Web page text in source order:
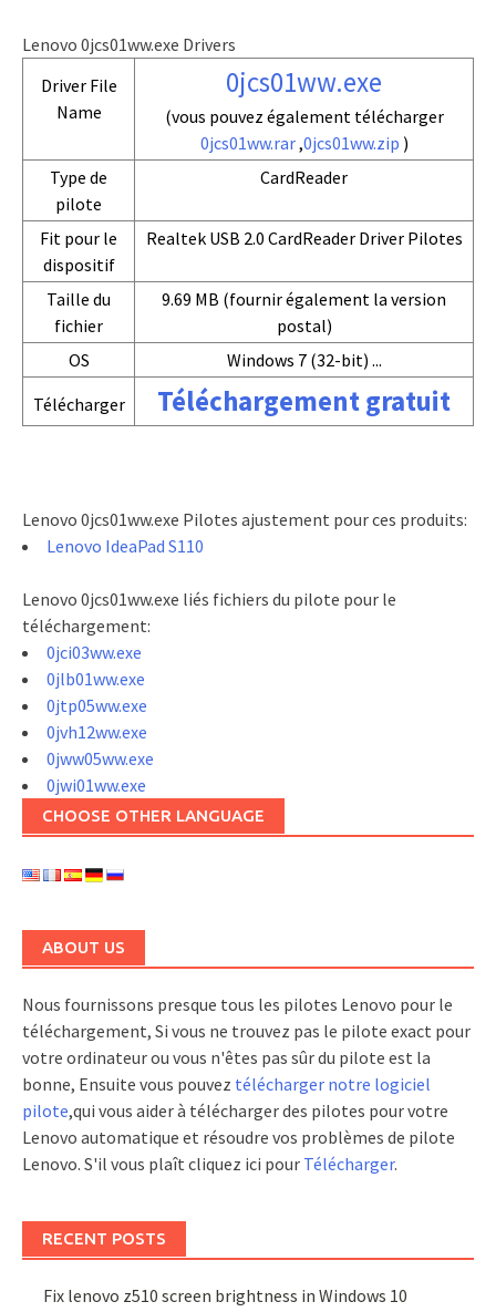
Lenovo 0jcs01ww.exe Drivers
Driver File
Name
0jcs01ww.exe
(vous pouvez également télécharger
0jcs01ww.rar,0jcs01ww.zip )
Type de
pilote
CardReader
Fit pour le
dispositif
Realtek USB 2.0 CardReader Driver Pilotes
Taille du
fichier
9.69 MB (fournir également la version
postal)
OS
Windows 7 (32-bit) ...
Télécharger
Téléchargement gratuit
Lenovo 0jcs01ww.exe Pilotes ajustement pour ces produits:
Lenovo IdeaPad S110
Lenovo 0jcs01ww.exe liés fichiers du pilote pour le
téléchargement:
0jci03ww.exe
0jlb01ww.exe
0jtp05ww.exe
0jvh12ww.exe
0jww05ww.exe
0jwi01ww.exe
CHOOSE OTHER LANGUAGE
ABOUT US
Nous fournissons presque tous les pilotes Lenovo pour le
téléchargement, Si vous ne trouvez pas le pilote exact pour
votre ordinateur ou vous n'êtes pas sûr du pilote est la
bonne, Ensuite vous pouvez télécharger notre logiciel
pilote,qui vous aider à télécharger des pilotes pour votre
Lenovo automatique et résoudre vos problèmes de pilote
Lenovo. S'il vous plaît cliquez ici pour Télécharger.
RECENT POSTS
Fix lenovo z510 screen brightness in Windows 10